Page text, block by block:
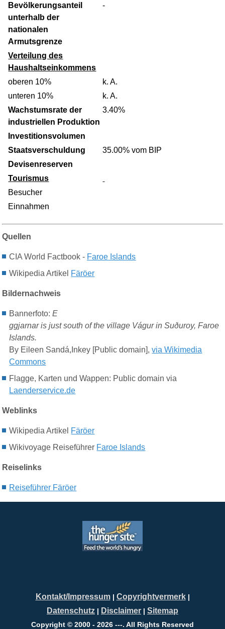
Bevölkerungsanteil
unterhalb der
nationalen
Armutsgrenze
-
Verteilung des
Haushaltseinkommens
oberen 10%
k. A.
unteren 10%
k. A.
Wachstumsrate der
industriellen Produktion
3.40%
Investitionsvolumen
Staatsverschuldung
35.00% vom BIP
Devisenreserven
Tourismus
Besucher
Einnahmen
Quellen
CIA World Factbook - Faroe Islands
Wikipedia Artikel Färöer
Bildernachweis
Bannerfoto: E
ggjarnar is just south of the village Vágur in Suðuroy, Faroe
Islands.
By Eileen Sandá,Inkey [Public domain],via Wikimedia
Commons
Flagge, Karten und Wappen: Public domain via
Laenderservice.de
Weblinks
Wikipedia Artikel Färöer
Wikivoyage Reiseführer Faroe Islands
Reiselinks
Reiseführer Färöer
Kontakt/Impressum| Copyrightvermerk|
Datenschutz | Disclaimer | Sitemap
Copyright © 2000 - 2026 ---. All Rights Reserved